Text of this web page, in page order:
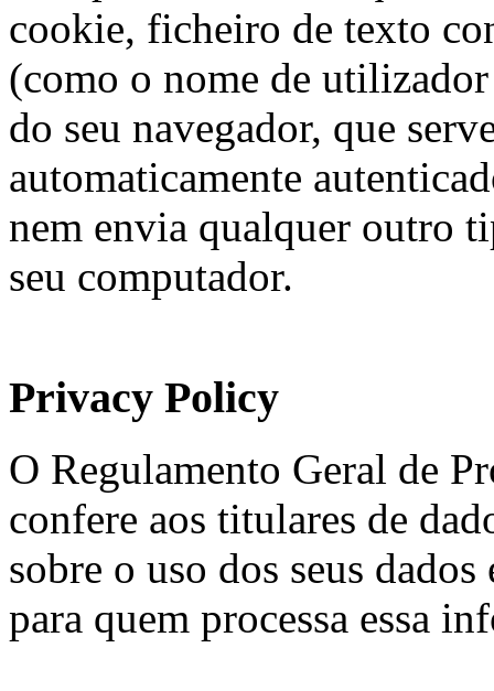
cookie, ficheiro de texto
(como o nome de utilizador
do seu navegador, que
automaticamente
nem envia qualquer outro
seu computador.
Privacy Policy
O Regulamento Geral de
confere aos titulares de
sobre o uso dos seus
para quem processa essa